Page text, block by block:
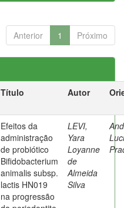
Anterior 1 Próximo
Título Autor
Efeitos da
administração
de probiótico
Bifidobacterium
animalis subsp.
lactis HN019
na progressão
LEVI,
Yara
Loyanne
de
Almeida
Silva